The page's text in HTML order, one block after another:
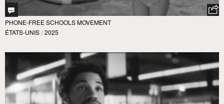
PHONE-FREE SCHOOLS MOVEMENT
ÉTATS-UNIS / 2025